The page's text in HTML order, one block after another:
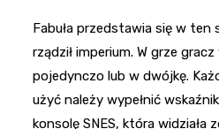
Fabuła przedstawia się w
rządził imperium. W grze
pojedynczo lub w dwójkę.
użyć należy wypełnić
konsolę SNES, która